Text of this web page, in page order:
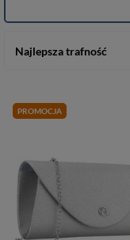
Najlepsza trafność
PROMOCJA